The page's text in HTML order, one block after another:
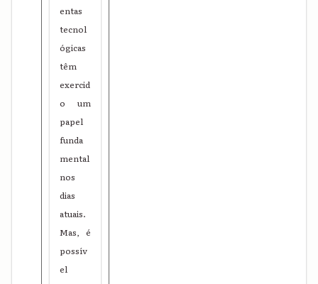
entas
tecnol
ógicas
têm
exercid
o um
papel
funda
mental
nos
dias
atuais.
Mas, é
possív
el